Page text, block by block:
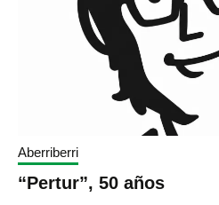
Aberriberri
“Pertur”, 50 años